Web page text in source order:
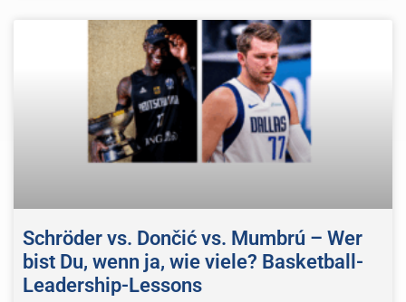
Schröder vs. Dončić vs. Mumbrú – Wer
bist Du, wenn ja, wie viele? Basketball-
Leadership-Lessons